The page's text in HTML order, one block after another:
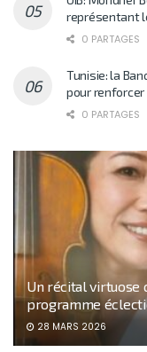
représentant
0 PARTAGES
Tunisie: la
pour
0 PARTAGES
Un récital virtuose
programme
28 MARS 2026